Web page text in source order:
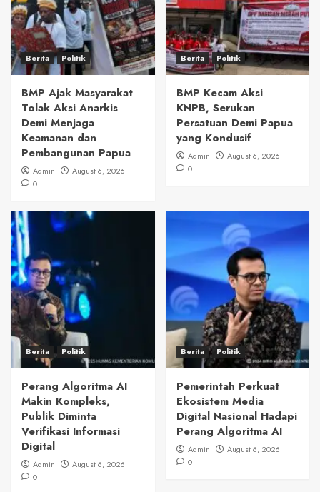
Berita Politik
BMP Ajak Masyarakat
Tolak Aksi Anarkis
Demi Menjaga
Keamanan dan
Pembangunan Papua
Admin
August 6, 2026
0
Berita Politik
BMP Kecam Aksi
KNPB, Serukan
Persatuan Demi Papua
yang Kondusif
Admin
August 6, 2026
0
Berita Politik
Perang Algoritma AI
Makin Kompleks,
Publik Diminta
Verifikasi Informasi
Digital
Admin
August 6, 2026
0
Berita Politik
Pemerintah Perkuat
Ekosistem Media
Digital Nasional Hadapi
Perang Algoritma AI
Admin
August 6, 2026
0